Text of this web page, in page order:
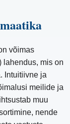
võimas
lahendus, mis on
Intuitiivne ja
meilide ja
muu
nende